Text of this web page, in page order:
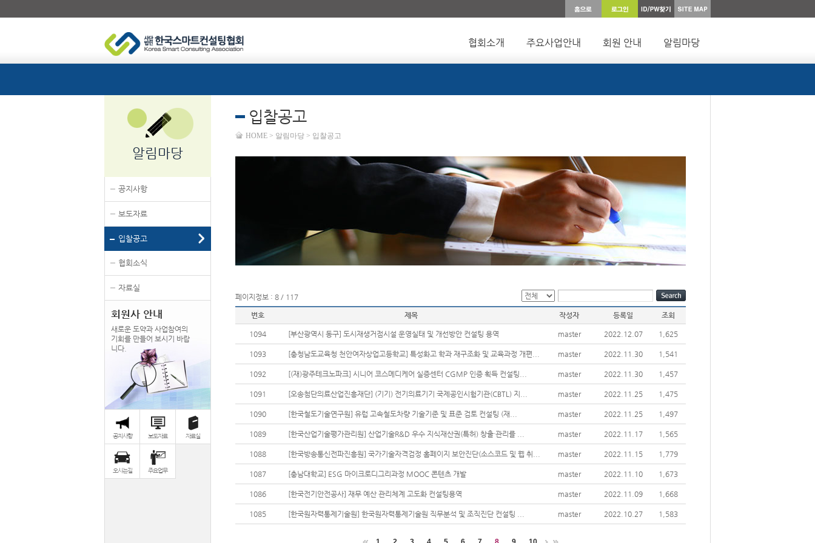
협회소개 주요사업안내 회원 안내 알림마당
알림마당
공지사항
보도자료
입찰공고
협회소식
자료실
회원사 안내
새로운 도약과 사업참여의
기회를 만들어 보시기 바랍
니다.
공지사항 보도자료 자료실
오시는길 주요업무
입찰공고
HOME > 알림마당 > 입찰공고
페이지정보 : 8 / 117
번호 제목 작성자 등록일 조회
1094 [부산광역시 동구] 도시재생거점시설 운영실태 및 개선방안 컨설팅 용역 master 2022.12.07 1,625
1093 [충청남도교육청 천안여자상업고등학교] 특성화고 학과 재구조화 및 교육과정 개편... master 2022.11.30 1,541
1092 [(재)광주테크노파크] 시니어 코스메디케어 실증센터 CGMP 인증 획득 컨설팅... master 2022.11.30 1,457
1091 [오송첨단의료산업진흥재단] (기기) 전기의료기기 국제공인시험기관(CBTL) 지... master 2022.11.25 1,475
1090 [한국철도기술연구원] 유럽 고속철도차량 기술기준 및 표준 검토 컨설팅 (재... master 2022.11.25 1,497
1089 [한국산업기술평가관리원] 산업기술R&D 우수 지식재산권(특허) 창출·관리를 ... master 2022.11.17 1,565
1088 [한국방송통신전파진흥원] 국가기술자격검정 홈페이지 보안진단(소스코드 및 웹 취... master 2022.11.15 1,779
1087 [충남대학교] ESG 마이크로디그리과정 MOOC 콘텐츠 개발 master 2022.11.10 1,673
1086 [한국전기안전공사] 재무 예산 관리체계 고도화 컨설팅용역 master 2022.11.09 1,668
1085 [한국원자력통제기술원] 한국원자력통제기술원 직무분석 및 조직진단 컨설팅 ... master 2022.10.27 1,583